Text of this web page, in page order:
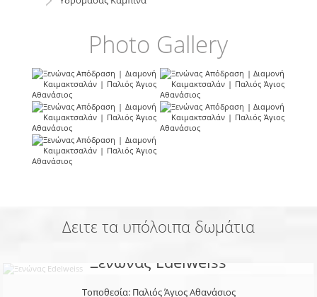
Photo Gallery
Δειτε τα υπόλοιπα δωμάτια
Ξενώνας Edelweiss
Τοποθεσία: Παλιός Άγιος Αθανάσιος